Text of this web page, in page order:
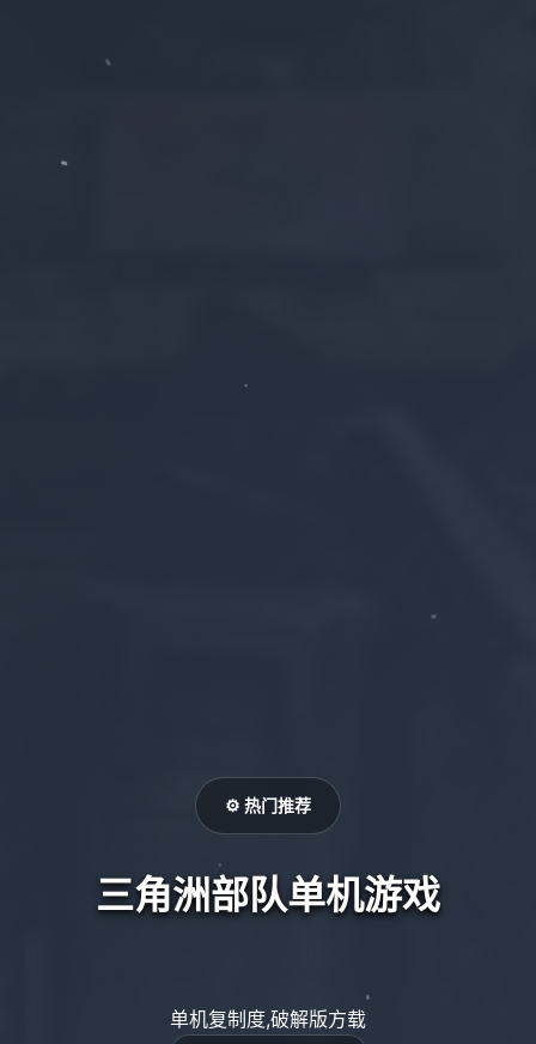
⚙️ 热门推荐
三角洲部队单机游戏
单机复制度,破解版方载